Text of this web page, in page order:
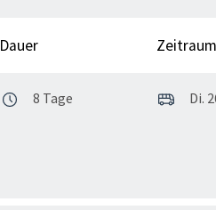
Dauer Zeitraum
8 Tage Di.